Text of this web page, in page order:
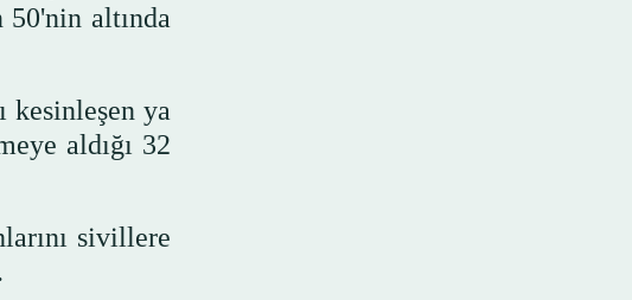
altında
kesinleşen ya
aldığı 32
sivillere